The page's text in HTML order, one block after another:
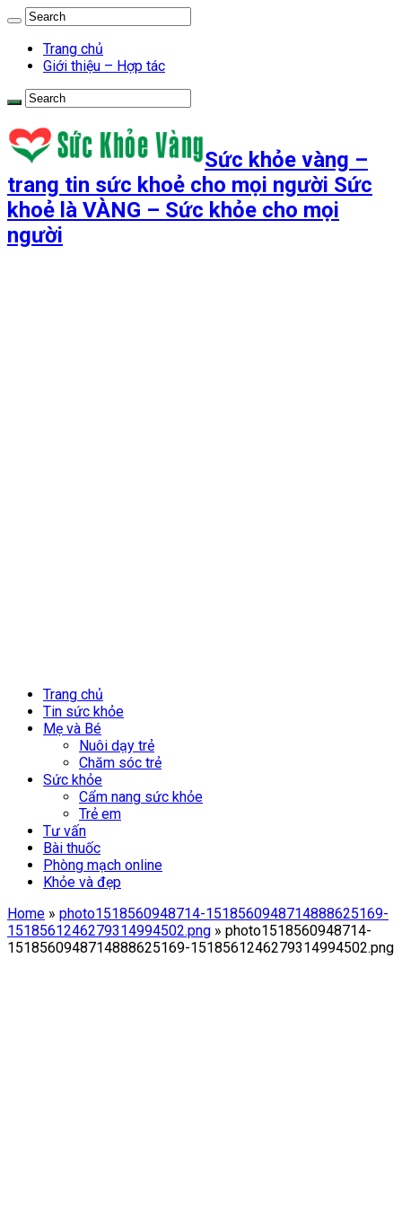
Trang chủ
Giới thiệu – Hợp tác
Sức khỏe vàng –
trang tin sức khoẻ cho mọi người Sức
khoẻ là VÀNG – Sức khỏe cho mọi
người
Trang chủ
Tin sức khỏe
Mẹ và Bé
Nuôi dạy trẻ
Chăm sóc trẻ
Sức khỏe
Cẩm nang sức khỏe
Trẻ em
Tư vấn
Bài thuốc
Phòng mạch online
Khỏe và đẹp
Home » photo1518560948714-1518560948714888625169-
1518561246279314994502.png » photo1518560948714-
1518560948714888625169-1518561246279314994502.png